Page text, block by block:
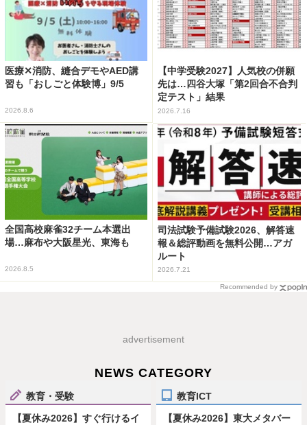
医療✕消防、縫合デモやAED講
習も「おしごと体験博」9/5
2026.8.6
【中学受験2027】人気校の併願
先は…四谷大塚「第2回合不合判
定テスト」結果
2026.7.16
全国高校麻雀32チーム本選出
場…麻布や大阪星光、東海も
2026.8.5
司法試験予備試験2026、解答速
報＆総評動画を無料公開…アガ
ルート
2026.7.21
Recommended by
advertisement
NEWS CATEGORY
教育・受験
【夏休み2026】すぐ行けるイ
教育ICT
【夏休み2026】東大メタバー